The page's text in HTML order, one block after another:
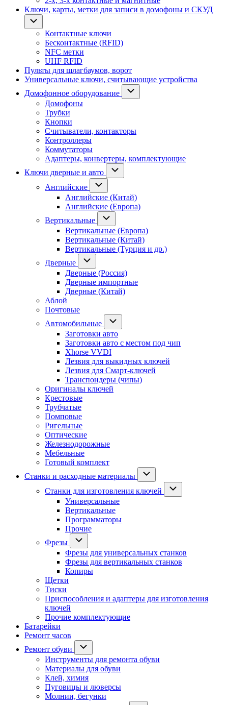
Ключи, карты, метки для записи в домофоны и СКУД
Контактные ключи
Бесконтактные (RFID)
NFC метки
UHF RFID
Пульты для шлагбаумов, ворот
Универсальные ключи, считывающие устройства
Домофонное оборудование
Домофоны
Трубки
Кнопки
Считыватели, контакторы
Контроллеры
Коммутаторы
Адаптеры, конвертеры, комплектующие
Ключи дверные и авто
Английские
Английские (Китай)
Английские (Европа)
Вертикальные
Вертикальные (Европа)
Вертикальные (Китай)
Вертикальные (Турция и др.)
Дверные
Дверные (Россия)
Дверные импортные
Дверные (Китай)
Аблой
Почтовые
Автомобильные
Заготовки авто
Заготовки авто с местом под чип
Xhorse VVDI
Лезвия для выкидных ключей
Лезвия для Смарт-ключей
Транспондеры (чипы)
Оригиналы ключей
Крестовые
Трубчатые
Помповые
Ригельные
Оптические
Железнодорожные
Мебельные
Готовый комплект
Станки и расходные материалы
Станки для изготовления ключей
Универсальные
Вертикальные
Программаторы
Прочие
Фрезы
Фрезы для универсальных станков
Фрезы для вертикальных станков
Копиры
Щетки
Тиски
Приспособления и адаптеры для изготовления
ключей
Прочие комплектующие
Батарейки
Ремонт часов
Ремонт обуви
Инструменты для ремонта обуви
Материалы для обуви
Клей, химия
Пуговицы и люверсы
Молнии, бегунки